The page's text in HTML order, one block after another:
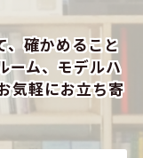
、確かめること
ーム、モデルハ
気軽にお立ち寄